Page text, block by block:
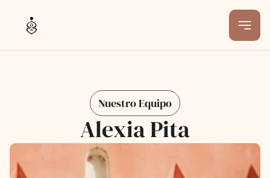
Nuestro Equipo
Alexia Pita